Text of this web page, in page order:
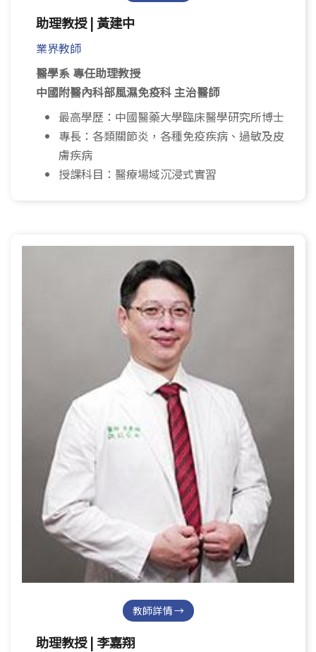
助理教授 | 黃建中
業界教師
醫學系 專任助理教授
中國附醫內科部風濕免疫科 主治醫師
最高學歷：中國醫藥大學臨床醫學研究所博士
專長：各類關節炎，各種免疫疾病、過敏及皮
膚疾病
授課科目：醫療場域沉浸式實習
教師詳情 →
助理教授 | 李嘉翔